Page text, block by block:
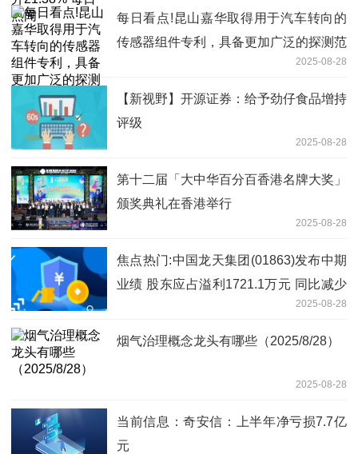
每日看点!昆山嘉华取得用于汽车转向的
传感器组件专利，具备更加广泛的探测范
2025-08-28
【新视野】开源证券：给予劲仔食品增持
评级
2025-08-28
第十二届「大中华百分百香港名牌大奖」
颁奖典礼在香港举行
2025-08-28
焦点热门:中国龙天集团(01863)发布中期
业绩 股东应占溢利1721.1万元 同比减少
2025-08-28
烟气治理概念龙头有哪些（2025/8/28）
2025-08-28
当前信息：奇安信：上半年净亏损7.7亿
元